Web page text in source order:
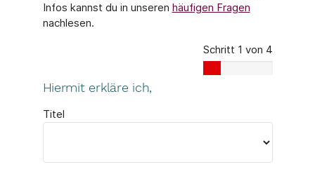
Infos kannst du in unseren häufigen Fragen
nachlesen.
Schritt 1 von 4
Hiermit erkläre ich,
Titel